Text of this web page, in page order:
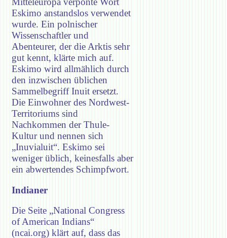
Eskimo anstandslos verwendet
wurde. Ein polnischer
Wissenschaftler und
Abenteurer, der die Arktis sehr
gut kennt, klärte mich auf.
Eskimo wird allmählich durch
den inzwischen üblichen
Sammelbegriff Inuit ersetzt.
Die Einwohner des Nordwest-
Territoriums sind
Nachkommen der Thule-
Kultur und nennen sich
„Inuvialuit“. Eskimo sei
weniger üblich, keinesfalls aber
ein abwertendes Schimpfwort.
Indianer
Die Seite „National Congress
of American Indians“
(ncai.org) klärt auf, dass das